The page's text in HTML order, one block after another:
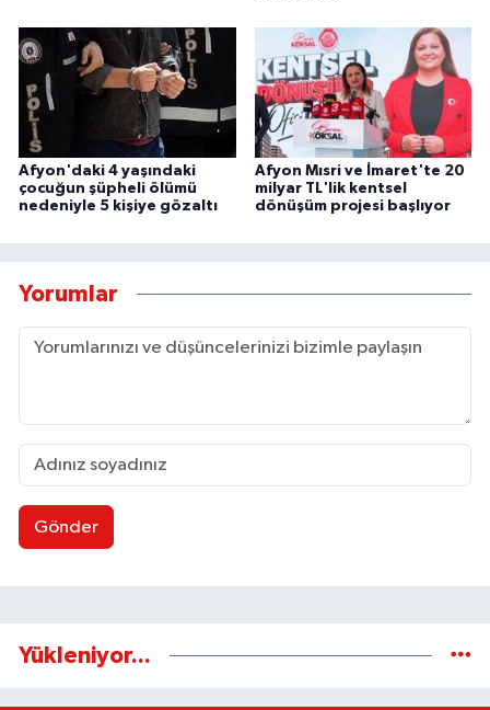
Afyon'daki 4 yaşındaki
çocuğun şüpheli ölümü
nedeniyle 5 kişiye gözaltı
Afyon Mısri ve İmaret'te 20
milyar TL'lik kentsel
dönüşüm projesi başlıyor
Yorumlar
Gönder
Yükleniyor...